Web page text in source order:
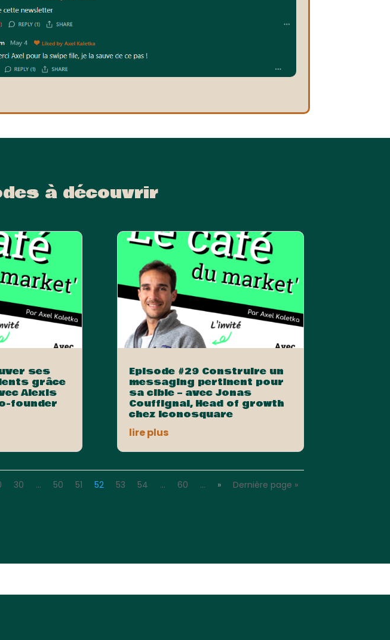
à découvrir
ses
grâce
Alexis
founder
Episode #29 Construire un
messaging pertinent pour
sa cible – avec Jonas
Couffignal, Head of growth
chez Iconosquare
lire plus
30 … 50 51 52 53 54 … 60 … » Dernière page »